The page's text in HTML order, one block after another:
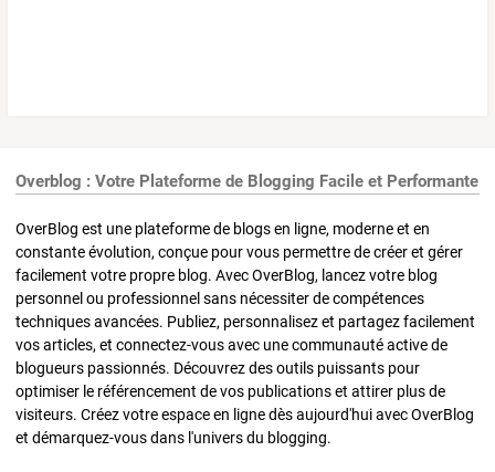
Overblog : Votre Plateforme de Blogging Facile et Performante
OverBlog est une plateforme de blogs en ligne, moderne et en
constante évolution, conçue pour vous permettre de créer et gérer
facilement votre propre blog. Avec OverBlog, lancez votre blog
personnel ou professionnel sans nécessiter de compétences
techniques avancées. Publiez, personnalisez et partagez facilement
vos articles, et connectez-vous avec une communauté active de
blogueurs passionnés. Découvrez des outils puissants pour
optimiser le référencement de vos publications et attirer plus de
visiteurs. Créez votre espace en ligne dès aujourd'hui avec OverBlog
et démarquez-vous dans l'univers du blogging.